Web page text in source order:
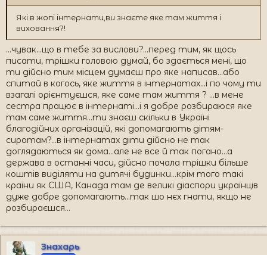
Які в жопі інтернати,ви знаєте яке там життя і
виховання?!
...чувак...що в тебе за вислови?...перед тим, як щось
писати, трішки головою думай, бо здається мені, що
ти дійсно тим місцем думаєш про яке написав...або
спитай в когось, яке життя в інтернатах...і по чому ти
взагалі орієнтуєшся, яке саме там життя ? ...в мене
сестра працює в інтернаті...і я добре розбираюся яке
там саме життя...ти знаєш скільки в Україні
благодійних організацій, які допомагають дітям-
сиротам?...в інтернатах діти дійсно не так
доглядаються як дома...але не все й так погано...а
держава в останні часи, дійсно почала трішки більше
коштів виділяти на дитячі будинки...крім того такі
країни як США, Канада там де великі діаспори українців
дуже добре допомагають...так шо нєх гнати, якщо не
розбираєшся...
Знахарь